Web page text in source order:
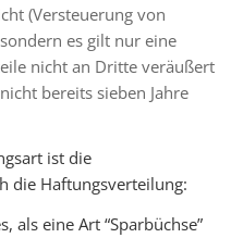
(Versteuerung von
es gilt nur eine
nicht an Dritte veräußert
bereits sieben Jahre
ist die
die Haftungsverteilung:
als eine Art “Sparbüchse”